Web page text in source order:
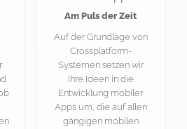
Am Puls der Zeit
Auf der Grundlage von
Crossplatform-
Systemen setzen wir
Ihre Ideen in die
Entwicklung mobiler
Apps um, die auf allen
gängigen mobilen